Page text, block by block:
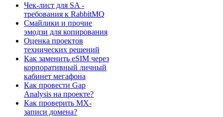
Чек-лист для SA -
требования к RabbitMQ
Смайлики и прочие
эмодзи для копирования
Оценка проектов
технических решений
Как заменить eSIM через
корпоративный личный
кабинет мегафона
Как провести Gap
Analysis на проекте?
Как проверить MX-
записи домена?